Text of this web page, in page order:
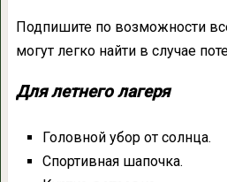
Подпишите по возможности
могут легко найти в случае
Для летнего лагеря
Головной убор от солнца.
Спортивная шапочка.